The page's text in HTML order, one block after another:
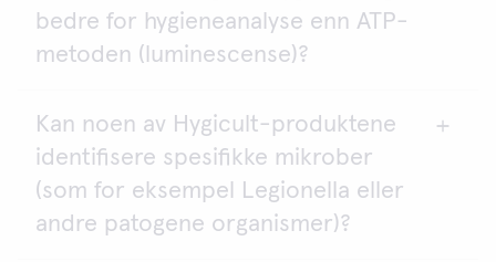
noen spesifikk mikrobe. TPC er i stedet en
indikator som angir nivået for generell
bedre for hygieneanalyse enn ATP-
metoden (luminescense)?
Når du har behov for å anslå antallet bakterier.
Antallet levende bakterier gir en indikasjon på den
hygieniske statusen for en overflate og om
forurensningen ved kontakt med overflaten utgjør
en helsefare.
Kan noen av Hygicult-produktene
identifisere spesifikke mikrober
(som for eksempel Legionella eller
andre patogene organismer)?